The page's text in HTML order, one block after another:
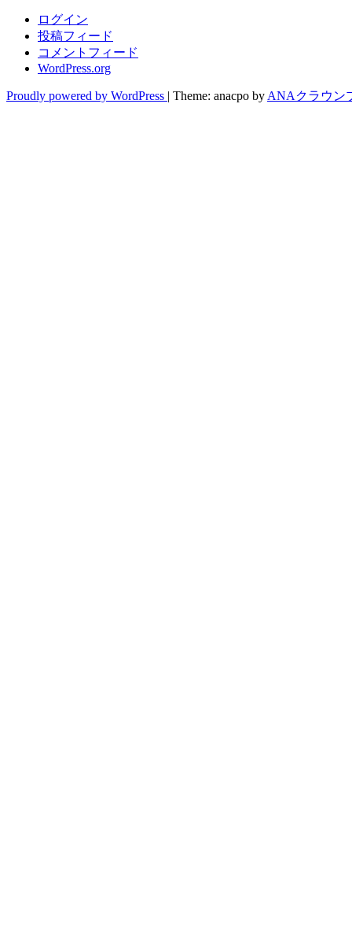
ログイン
投稿フィード
コメントフィード
WordPress.org
Proudly powered by WordPress | Theme: anacpo by ANAクラウン